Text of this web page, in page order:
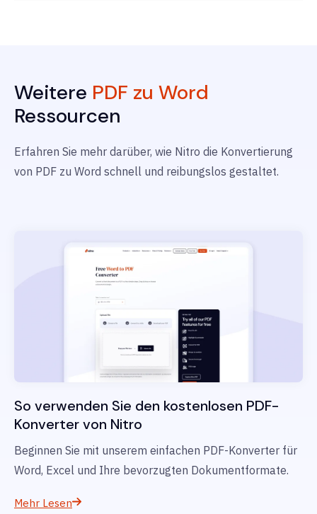
Weitere PDF zu Word
Ressourcen
Erfahren Sie mehr darüber, wie Nitro die Konvertierung
von PDF zu Word schnell und reibungslos gestaltet.
So verwenden Sie den kostenlosen PDF-
Konverter von Nitro
Beginnen Sie mit unserem einfachen PDF-Konverter für
Word, Excel und Ihre bevorzugten Dokumentformate.
Mehr Lesen